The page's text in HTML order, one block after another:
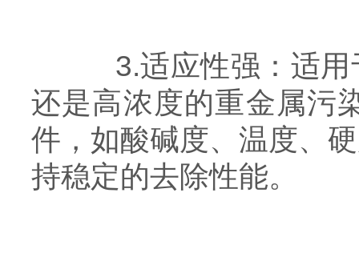
3.适应性强：适用
还是高浓度的重金属污
件，如酸碱度、温度、
持稳定的去除性能。